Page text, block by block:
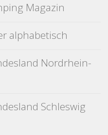
Magazin
alphabetisch
Nordrhein-
Schleswig